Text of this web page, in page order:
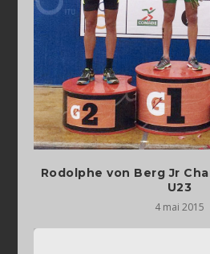
Rodolphe von Berg Jr
U23
4 mai 2015